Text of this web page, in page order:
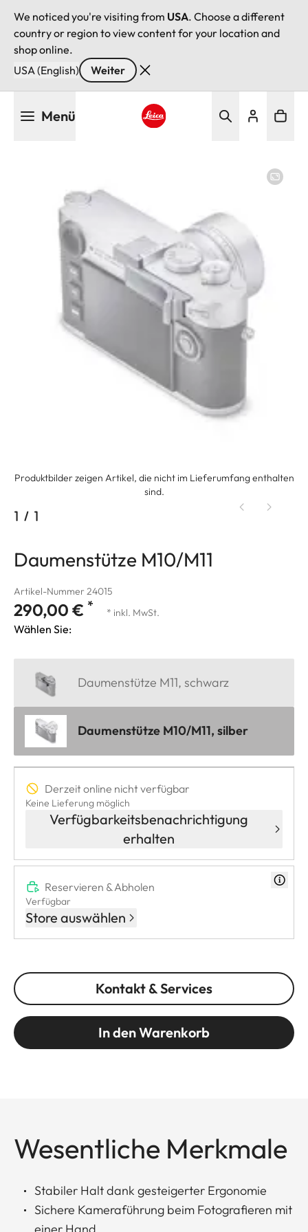
We noticed you're visiting from USA. Choose a different
country or region to view content for your location and
shop online.
USA (English)
Weiter
Menü
Produktbilder zeigen Artikel, die nicht im Lieferumfang enthalten
sind.
1 / 1
Daumenstütze M10/M11
Artikel-Nummer 24015
290,00 € * * inkl. MwSt.
Wählen Sie:
Daumenstütze M11, schwarz
Daumenstütze M10/M11, silber
Derzeit online nicht verfügbar
Keine Lieferung möglich
Verfügbarkeitsbenachrichtigung
erhalten
Reservieren & Abholen
Verfügbar
Store auswählen
Kontakt & Services
In den Warenkorb
Wesentliche Merkmale
Stabiler Halt dank gesteigerter Ergonomie
Sichere Kameraführung beim Fotografieren mit